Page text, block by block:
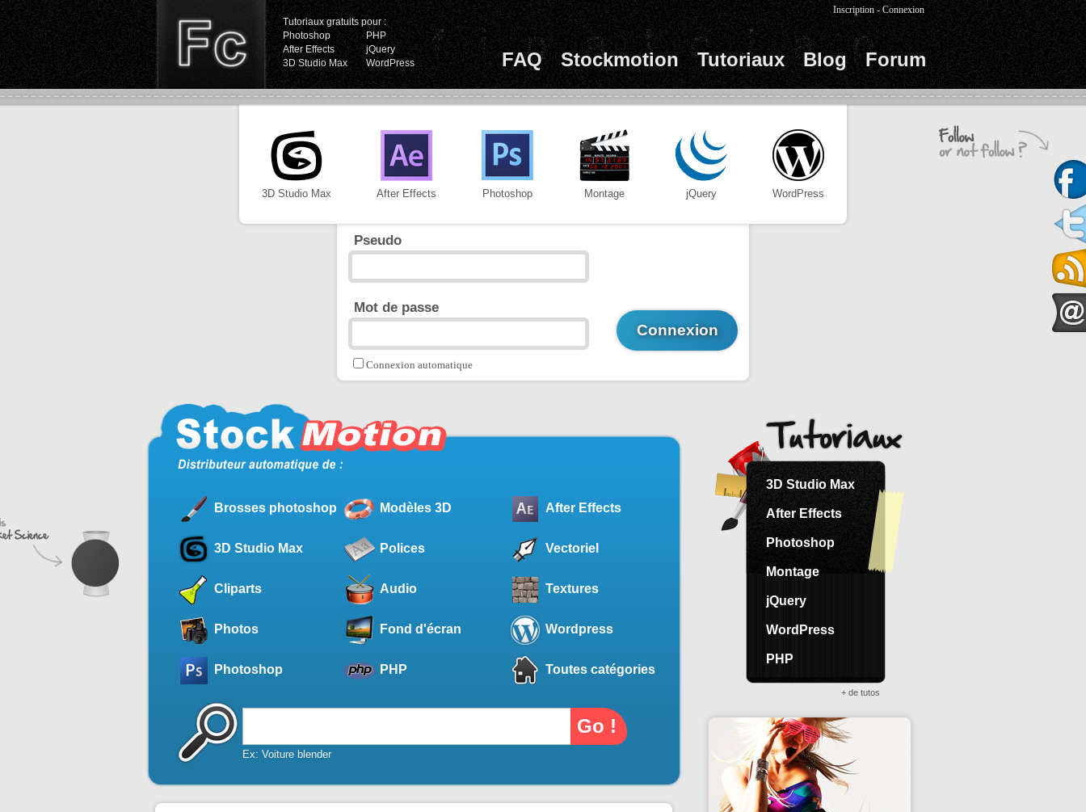
Tutoriaux gratuits pour :
Photoshop
PHP
After Effects
jQuery
3D Studio Max
WordPress FAQ Stockmotion Tutoriaux Blog Forum
Inscription -Connexion
3D Studio Max After Effects Photoshop Montage jQuery WordPress
Pseudo
Mot de passe
Connexion automatique
Brosses photoshop Modèles 3D After Effects
3D Studio Max Polices Vectoriel
Cliparts Audio Textures
Photos Fond d'écran Wordpress
Photoshop PHP Toutes catégories
Ex: Voiture blender
3D Studio Max
After Effects
Photoshop
Montage
jQuery
WordPress
PHP
+ de tutos